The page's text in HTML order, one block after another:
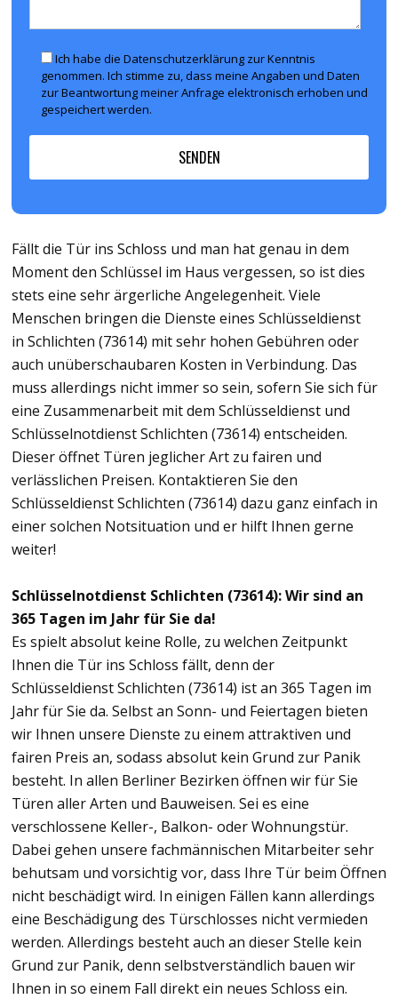
Ich habe die Datenschutzerklärung zur Kenntnis
genommen. Ich stimme zu, dass meine Angaben und Daten
zur Beantwortung meiner Anfrage elektronisch erhoben und
gespeichert werden.
Fällt die Tür ins Schloss und man hat genau in dem
Moment den Schlüssel im Haus vergessen, so ist dies
stets eine sehr ärgerliche Angelegenheit. Viele
Menschen bringen die Dienste eines Schlüsseldienst
in Schlichten (73614) mit sehr hohen Gebühren oder
auch unüberschaubaren Kosten in Verbindung. Das
muss allerdings nicht immer so sein, sofern Sie sich für
eine Zusammenarbeit mit dem Schlüsseldienst und
Schlüsselnotdienst Schlichten (73614) entscheiden.
Dieser öffnet Türen jeglicher Art zu fairen und
verlässlichen Preisen. Kontaktieren Sie den
Schlüsseldienst Schlichten (73614) dazu ganz einfach in
einer solchen Notsituation und er hilft Ihnen gerne
weiter!
Schlüsselnotdienst Schlichten (73614): Wir sind an
365 Tagen im Jahr für Sie da!
Es spielt absolut keine Rolle, zu welchen Zeitpunkt
Ihnen die Tür ins Schloss fällt, denn der
Schlüsseldienst Schlichten (73614) ist an 365 Tagen im
Jahr für Sie da. Selbst an Sonn- und Feiertagen bieten
wir Ihnen unsere Dienste zu einem attraktiven und
fairen Preis an, sodass absolut kein Grund zur Panik
besteht. In allen Berliner Bezirken öffnen wir für Sie
Türen aller Arten und Bauweisen. Sei es eine
verschlossene Keller-, Balkon- oder Wohnungstür.
Dabei gehen unsere fachmännischen Mitarbeiter sehr
behutsam und vorsichtig vor, dass Ihre Tür beim Öffnen
nicht beschädigt wird. In einigen Fällen kann allerdings
eine Beschädigung des Türschlosses nicht vermieden
werden. Allerdings besteht auch an dieser Stelle kein
Grund zur Panik, denn selbstverständlich bauen wir
Ihnen in so einem Fall direkt ein neues Schloss ein.